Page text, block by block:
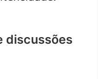
discussões